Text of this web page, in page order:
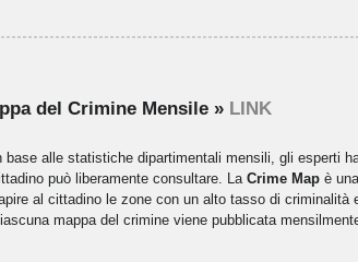
del Crimine Mensile » LINK
base alle statistiche dipartimentali mensili, gli esperti
può liberamente consultare. La Crime Map è
al cittadino le zone con un alto tasso di criminalità
mappa del crimine viene pubblicata